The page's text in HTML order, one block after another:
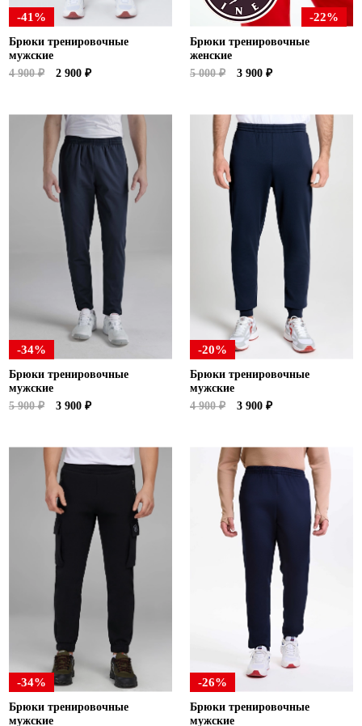
-41%
Брюки тренировочные
мужские
4 900 ₽
2 900 ₽
-22%
Брюки тренировочные
женские
5 000 ₽
3 900 ₽
-34%
Брюки тренировочные
мужские
5 900 ₽
3 900 ₽
-20%
Брюки тренировочные
мужские
4 900 ₽
3 900 ₽
-34%
Брюки тренировочные
мужские
-26%
Брюки тренировочные
мужские